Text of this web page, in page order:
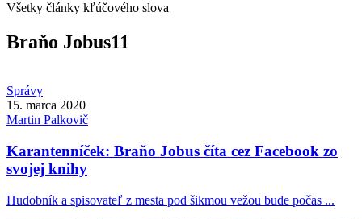
Všetky články kľúčového slova
Braňo Jobus11
Správy
15. marca 2020
Martin Palkovič
Karantenníček: Braňo Jobus číta cez Facebook zo
svojej knihy
Hudobník a spisovateľ z mesta pod šikmou vežou bude počas ...